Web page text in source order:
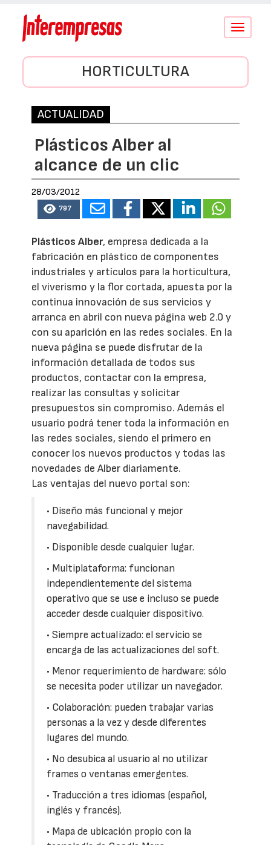
Conmutar
HORTICULTURA
ACTUALIDAD
Plásticos Alber al
alcance de un clic
28/03/2012
797
Plásticos Alber, empresa dedicada a la
fabricación en plástico de componentes
industriales y artículos para la horticultura,
el viverismo y la flor cortada, apuesta por la
continua innovación de sus servicios y
arranca en abril con nueva página web 2.0 y
con su aparición en las redes sociales. En la
nueva página se puede disfrutar de la
información detallada de todos sus
productos, contactar con la empresa,
realizar las consultas y solicitar
presupuestos sin compromiso. Además el
usuario podrá tener toda la información en
las redes sociales, siendo el primero en
conocer los nuevos productos y todas las
novedades de Alber diariamente.
Las ventajas del nuevo portal son:
• Diseño más funcional y mejor
navegabilidad.
• Disponible desde cualquier lugar.
• Multiplataforma: funcionan
independientemente del sistema
operativo que se use e incluso se puede
acceder desde cualquier dispositivo.
• Siempre actualizado: el servicio se
encarga de las actualizaciones del soft.
• Menor requerimiento de hardware: sólo
se necesita poder utilizar un navegador.
• Colaboración: pueden trabajar varias
personas a la vez y desde diferentes
lugares del mundo.
• No desubica al usuario al no utilizar
frames o ventanas emergentes.
• Traducción a tres idiomas (español,
inglés y francés).
• Mapa de ubicación propio con la